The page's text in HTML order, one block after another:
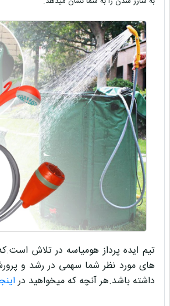
تیم ایده پرداز هومیاسه در تلاش است.که
های مورد نظر شما سهمی در رشد و
داشته باشد.هر آنچه که میخواهید در